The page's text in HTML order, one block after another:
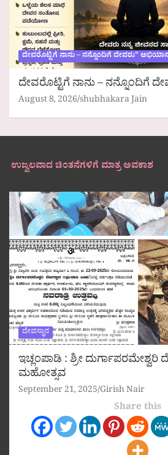
ದೇವರೊಟ್ಟಿಗೆ ನಾನು – ನನ್ನೊಂದಿಗೆ ದೇವರು”
ದೇವರೊಟ್ಟಿಗೆ ನಾನು – ನನ್ನೊಂದಿಗೆ
August 8, 2026 shubhakara Jain
ಉಜ್ವಲವಾದ ಚಿಂತನೆಗಳಿಗೆ ಮಾತ್ರ ಅವಕಾಶ
ದೇವಸ್ಥಾನ
ಇಚ್ಲಂಪಾಡಿ : ಶ್ರೀ ದುರ್ಗಾಪರಮೇಶ್ವರಿ
ಮಹೋತ್ಸವ
September 21, 2025 Girish Nair
Share this